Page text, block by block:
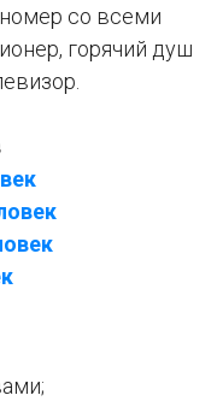
со всеми
горячий душ